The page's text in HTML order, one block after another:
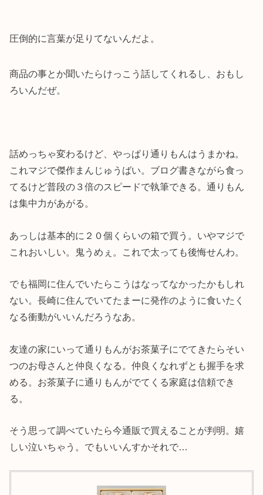
圧倒的に言葉が足りてないんだよ。
商品の事とか聞いたらけっこう話してくれるし、おもし
ろいんだぜ。
話めっちゃ変わるけど、やっぱり通りもんはうまかね。
これマジで傑作まんじゅうばい。ブログ書きながら食っ
てるけど普段の３倍のスピードで執筆できる。通りもん
は集中力があがる。
あっしは基本的に２０個くらいの箱で買う。いやマジで
これおいしい。鬼うめぇ。これで太っても後悔せんわ。
でも福岡に住んでいたらこうはなってなかったかもしれ
ない。長崎に住んでいてたまーに発作のように食いたく
なる衝動がいいんだろうなあ。
友達の家にいって通りもんがお茶菓子にでてきたらそい
つのお母さんと仲良くなる。仲良くなれずとも握手を求
める。お茶菓子に通りもんがでてくる家庭は信頼でき
る。
そう思って調べていたら今通販で買えることが判明。嬉
しい泣いちゃう。でもいいんすかそれで…